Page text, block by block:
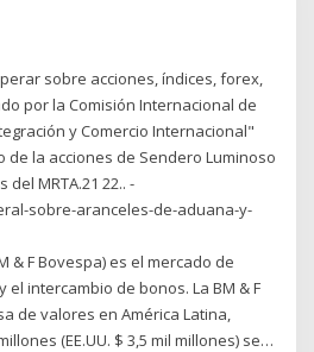
sobre acciones, índices, forex,
por la Comisión Internacional de
y Comercio Internacional"
de la acciones de Sendero Luminoso
MRTA.21 22.. -
sobre-aranceles-de-aduana-y-
& F Bovespa) es el mercado de
el intercambio de bonos. La BM & F
de valores en América Latina,
(EE.UU. $ 3,5 mil millones) se…